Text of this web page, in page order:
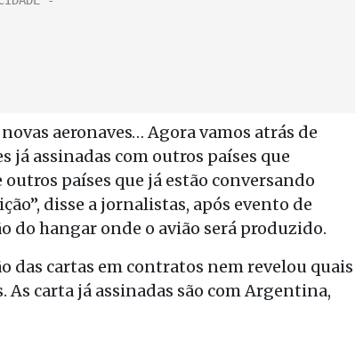
aeronaves… Agora vamos atrás de
já assinadas com outros países que
países que já estão conversando
disse a jornalistas, após evento de
do hangar onde o avião será produzido.
das cartas em contratos nem revelou quais
As carta já assinadas são com Argentina,